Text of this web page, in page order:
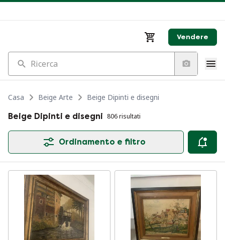
Vendere
Ricerca
Casa Beige Arte
Beige Dipinti e disegni
Beige Dipinti e disegni 806 risultati
Ordinamento e filtro